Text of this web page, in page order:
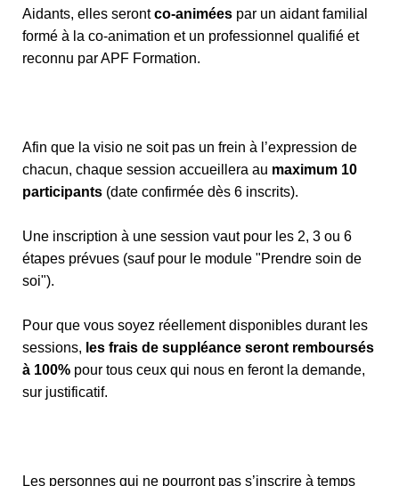
Aidants, elles serontco-animées par un aidant familial
formé à la co-animation et un professionnel qualifié et
reconnu par APF Formation.
Afin que la visio ne soit pas un frein à l’expression de
chacun, chaque session accueillera au maximum 10
participants (date confirmée dès 6 inscrits).
Une inscription à une session vaut pour les 2, 3 ou 6
étapes prévues (sauf pour le module "Prendre soin de
soi").
Pour que vous soyez réellement disponibles durant les
sessions, les frais de suppléance seront remboursés
à 100% pour tous ceux qui nous en feront la demande,
sur justificatif.
Les personnes qui ne pourront pas s’inscrire à temps